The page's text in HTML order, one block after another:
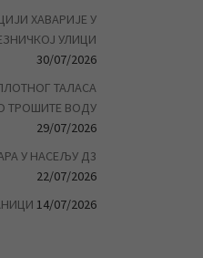
ХАВАРИЈЕ У
УЛИЦИ
30/07/2026
ТАЛАСА
ТРОШИТЕ ВОДУ
29/07/2026
У НАСЕЉУ Д3
22/07/2026
14/07/2026